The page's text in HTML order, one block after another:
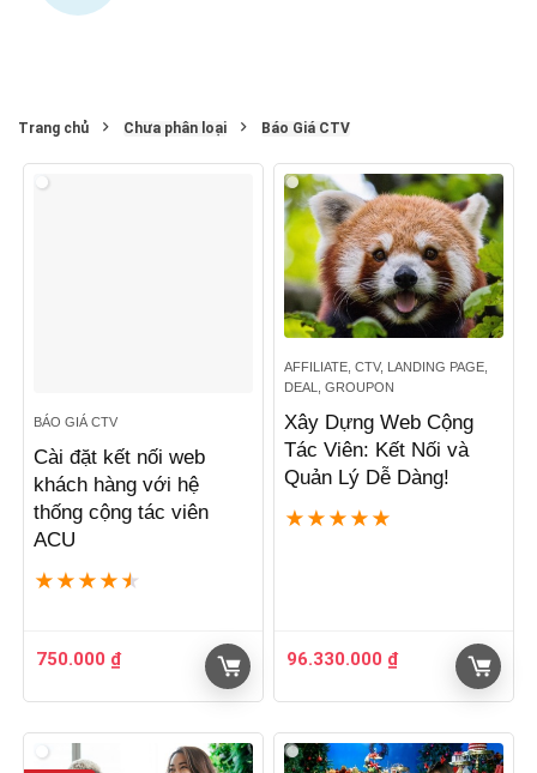
Trang chủ Chưa phân loại Báo Giá CTV
BÁO GIÁ CTV
Cài đặt kết nối web
khách hàng với hệ
thống cộng tác viên
ACU
★ ★ ★ ★ ★
750.000 ₫
AFFILIATE, CTV, LANDING PAGE,
DEAL, GROUPON
Xây Dựng Web Cộng
Tác Viên: Kết Nối và
Quản Lý Dễ Dàng!
★ ★ ★ ★ ★
96.330.000 ₫